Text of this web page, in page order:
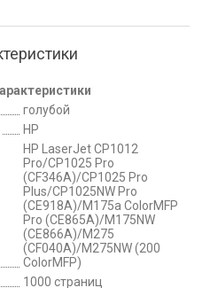
голубой
HP
HP LaserJet CP1012
Pro/CP1025 Pro
(CF346A)/CP1025 Pro
Plus/CP1025NW Pro
(CE918A)/M175a ColorMFP
Pro (CE865A)/M175NW
(CE866A)/M275
(CF040A)/M275NW (200
ColorMFP)
1000 страниц